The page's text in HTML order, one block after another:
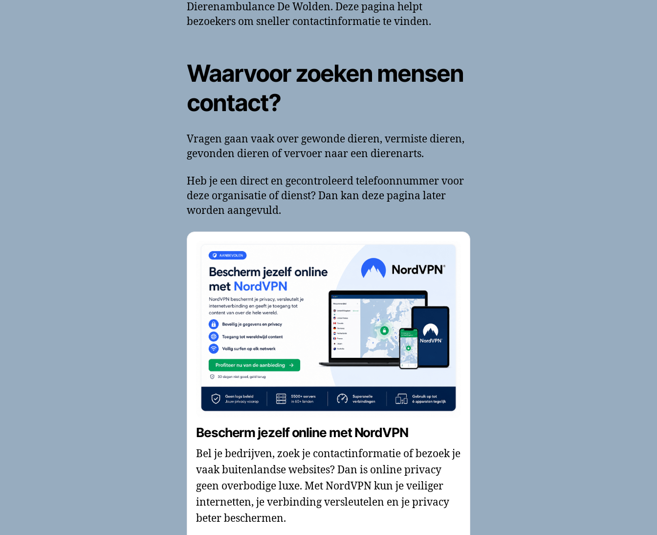
Dierenambulance De Wolden. Deze pagina helpt
bezoekers om sneller contactinformatie te vinden.
Waarvoor zoeken mensen
contact?
Vragen gaan vaak over gewonde dieren, vermiste dieren,
gevonden dieren of vervoer naar een dierenarts.
Heb je een direct en gecontroleerd telefoonnummer voor
deze organisatie of dienst? Dan kan deze pagina later
worden aangevuld.
Bescherm jezelf online met NordVPN
Bel je bedrijven, zoek je contactinformatie of bezoek je
vaak buitenlandse websites? Dan is online privacy
geen overbodige luxe. Met NordVPN kun je veiliger
internetten, je verbinding versleutelen en je privacy
beter beschermen.